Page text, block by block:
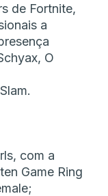
de Fortnite,
a
O
com a
Game Ring